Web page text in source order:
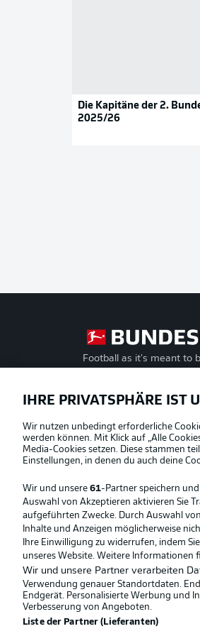
Die Kapitäne der 2.
2025/26
Football as it's meant to
Offizielle Partner
© 2026 Bundesliga-
IHRE PRIVATSPHÄRE IST
Wir nutzen unbedingt erforderliche
werden können. Mit Klick auf „Alle
Media-Cookies setzen. Diese stammen
Einstellungen, in denen du auch deine
Wir und unsere 61-Partner speichern
Auswahl von Akzeptieren aktivieren Sie
aufgeführten Zwecke. Durch Auswahl
Inhalte und Anzeigen möglicherweise
Ihre Einwilligung zu widerrufen, indem
unseres Website. Weitere Informationen
Wir und unsere Partner verarbeiten
Verwendung genauer Standortdaten.
Endgerät. Personalisierte Werbung und
Verbesserung von Angeboten.
Liste der Partner (Lieferanten)